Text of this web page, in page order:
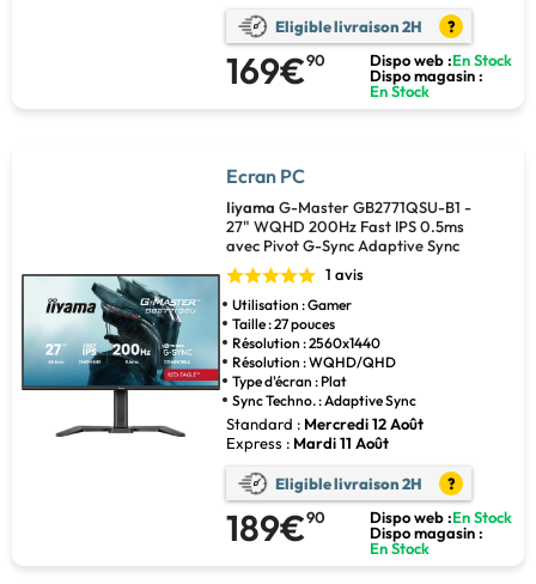
Eligible livraison 2H ?
169€90 Dispo web :En Stock
Dispo magasin :
En Stock
Ecran PC
Iiyama G-Master GB2771QSU-B1 -
27" WQHD 200Hz Fast IPS 0.5ms
avec Pivot G-Sync Adaptive Sync
1 avis
Utilisation : Gamer
Taille : 27 pouces
Résolution : 2560x1440
Résolution : WQHD/QHD
Type d'écran : Plat
Sync Techno. : Adaptive Sync
Standard : Mercredi 12 Août
Express : Mardi 11 Août
Eligible livraison 2H ?
189€90 Dispo web :En Stock
Dispo magasin :
En Stock